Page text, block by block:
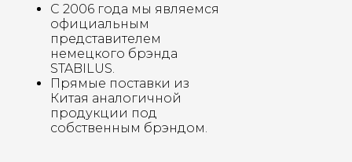
С 2006 года мы являемся
официальным
представителем
немецкого брэнда
STABILUS.
Прямые поставки из
Китая аналогичной
продукции под
собственным брэндом.